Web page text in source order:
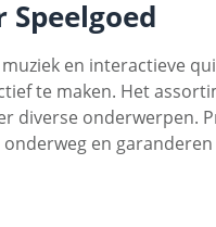
en interactieve
te maken. Het
diverse onderwerpen.
en